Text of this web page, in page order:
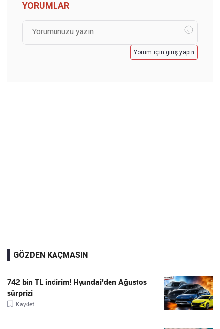
YORUMLAR
Yorum için giriş yapın
GÖZDEN KAÇMASIN
742 bin TL indirim! Hyundai'den Ağustos
sürprizi
Kaydet